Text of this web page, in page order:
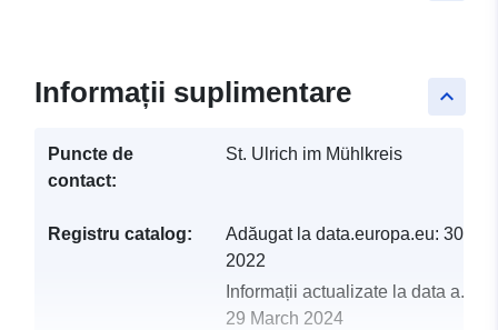
keyboard_arrow_up
Informații suplimentare
Puncte de
contact:
St. Ulrich im Mühlkreis
Registru catalog: Adăugat la data.europa.eu: 30
2022
Informații actualizate la data
29 March 2024